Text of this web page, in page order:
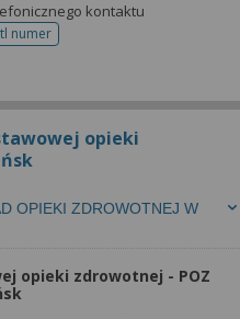
kontaktu
numer
telefonu do rejestracji
opieki
OPIEKI ZDROWOTNEJ W
opieki zdrowotnej - POZ